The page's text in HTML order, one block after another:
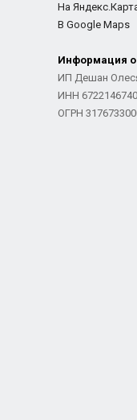
На
В Google Maps
Информация
ИП Дешан
ИНН
ОГРН